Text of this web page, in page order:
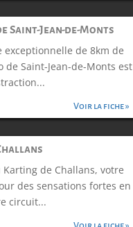
Saint-Jean-de-Monts
exceptionnelle de 8km de
de Saint-Jean-de-Monts est
Voir la fiche »
Karting de Challans, votre
des sensations fortes en
circuit...